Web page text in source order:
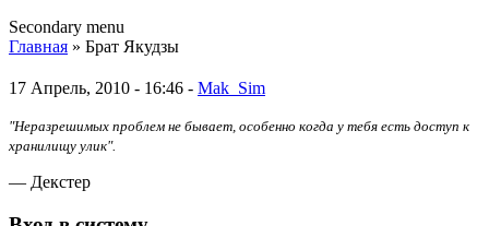
Secondary menu
Главная » Брат Якудзы
17 Апрель, 2010 - 16:46 - Mak_Sim
"Неразрешимых проблем не бывает, особенно когда у тебя есть доступ к
хранилищу улик".
— Декстер